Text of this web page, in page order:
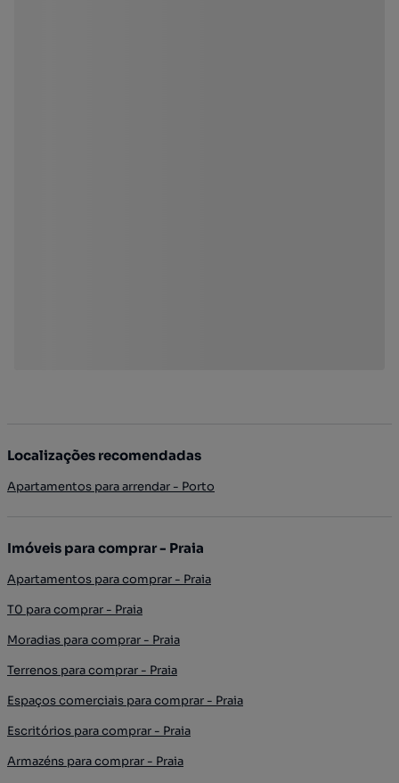
Localizações recomendadas
Apartamentos para arrendar - Porto
Imóveis para comprar - Praia
Apartamentos para comprar - Praia
T0 para comprar - Praia
Moradias para comprar - Praia
Terrenos para comprar - Praia
Espaços comerciais para comprar - Praia
Escritórios para comprar - Praia
Armazéns para comprar - Praia